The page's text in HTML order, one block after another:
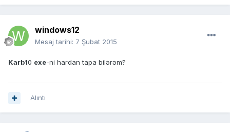
windows12
Mesaj tarihi: 7 Şubat 2015
Karb10 exe-ni hardan tapa bilərəm?
Alıntı